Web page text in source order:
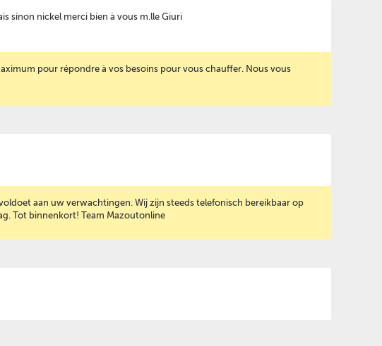
sinon nickel merci bien à vous m.lle Giuri
pour répondre à vos besoins pour vous chauffer. Nous vous
aan uw verwachtingen. Wij zijn steeds telefonisch bereikbaar op
Tot binnenkort! Team Mazoutonline